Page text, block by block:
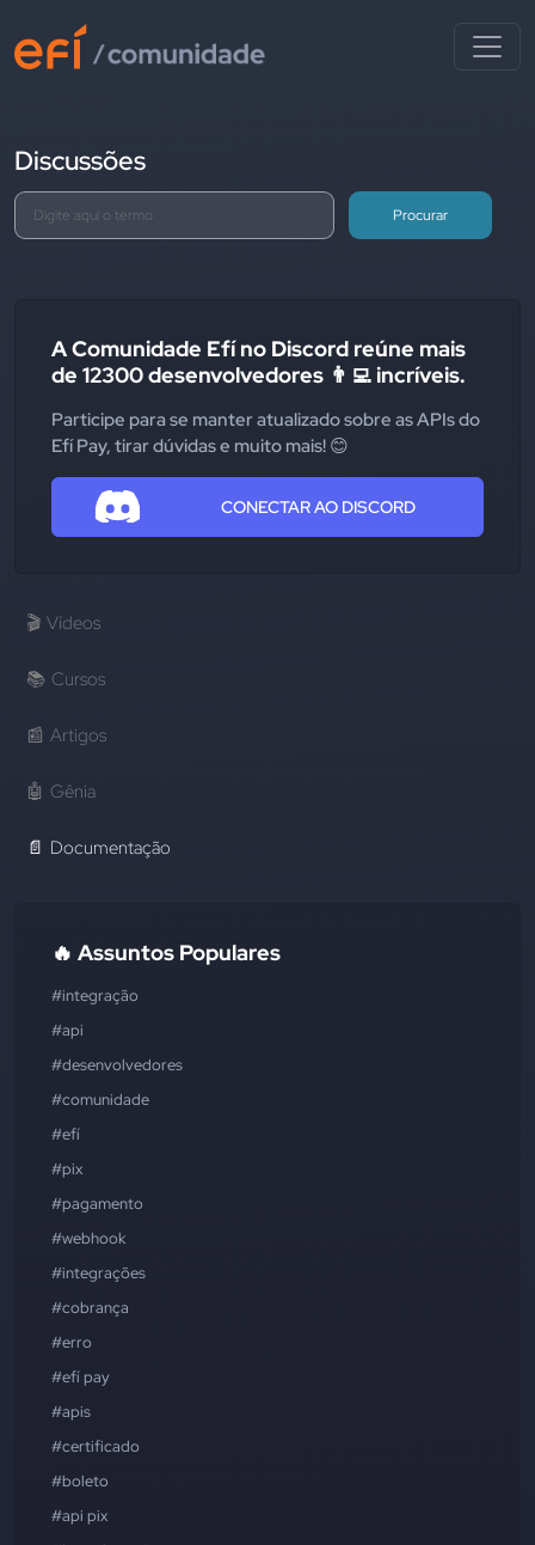
Discussões
Procurar
A Comunidade Efí no Discord reúne mais
de 12300 desenvolvedores 👨‍💻 incríveis.
Participe para se manter atualizado sobre as APIs do
Efí Pay, tirar dúvidas e muito mais! 😊
CONECTAR AO DISCORD
🎬 Vídeos
📚 Cursos
📰 Artigos
🤖 Gênia
📄 Documentação
🔥 Assuntos Populares
#integração
#api
#desenvolvedores
#comunidade
#efí
#pix
#pagamento
#webhook
#integrações
#cobrança
#erro
#efí pay
#apis
#certificado
#boleto
#api pix